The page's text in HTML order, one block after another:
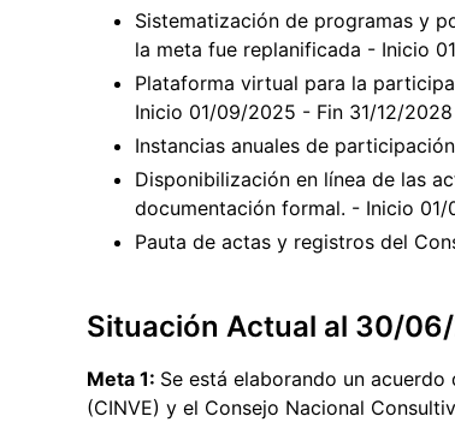
Sistematización de programas y
la meta fue replanificada - Inicio
Plataforma virtual para la
Inicio 01/09/2025 - Fin 31/12/
Instancias anuales de
Disponibilización en línea de las
documentación formal. - Inicio
Pauta de actas y registros del
Situación Actual al 30/
Meta 1: Se está elaborando un
(CINVE) y el Consejo Nacional